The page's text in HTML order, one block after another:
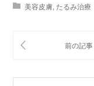
美容皮膚, たるみ治療